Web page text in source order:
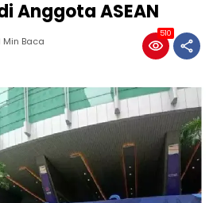
Anggota ASEAN
Min Baca
510